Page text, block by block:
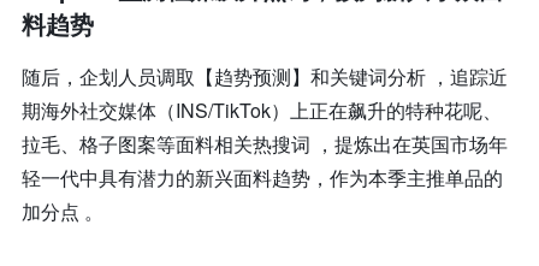
料趋势
随后，企划人员调取【趋势预测】和关键词分析 ，追踪近
期海外社交媒体（INS/TikTok）上正在飙升的特种花呢、
拉毛、格子图案等面料相关热搜词 ，提炼出在英国市场年
轻一代中具有潜力的新兴面料趋势，作为本季主推单品的
加分点 。